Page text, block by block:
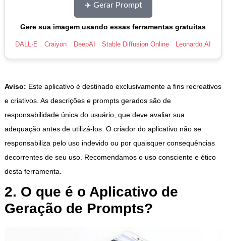
✈️ Gerar Prompt
Gere sua imagem usando essas ferramentas gratuitas
DALL·E Craiyon DeepAI Stable Diffusion Online Leonardo.AI
Aviso: Este aplicativo é destinado exclusivamente a fins recreativos
e criativos. As descrições e prompts gerados são de
responsabilidade única do usuário, que deve avaliar sua
adequação antes de utilizá-los. O criador do aplicativo não se
responsabiliza pelo uso indevido ou por quaisquer consequências
decorrentes de seu uso. Recomendamos o uso consciente e ético
desta ferramenta.
2. O que é o Aplicativo de
Geração de Prompts?